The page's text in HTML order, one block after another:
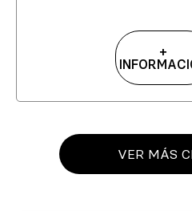
+
VER MÁS